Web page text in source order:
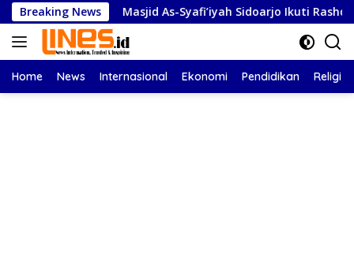
Langsung
ke
konten
Breaking NewsMasjid As-Syafi’iyah Sidoarjo Ikuti Rashdul Kiblat
Home News Internasional Ekonomi Pendidikan Religi